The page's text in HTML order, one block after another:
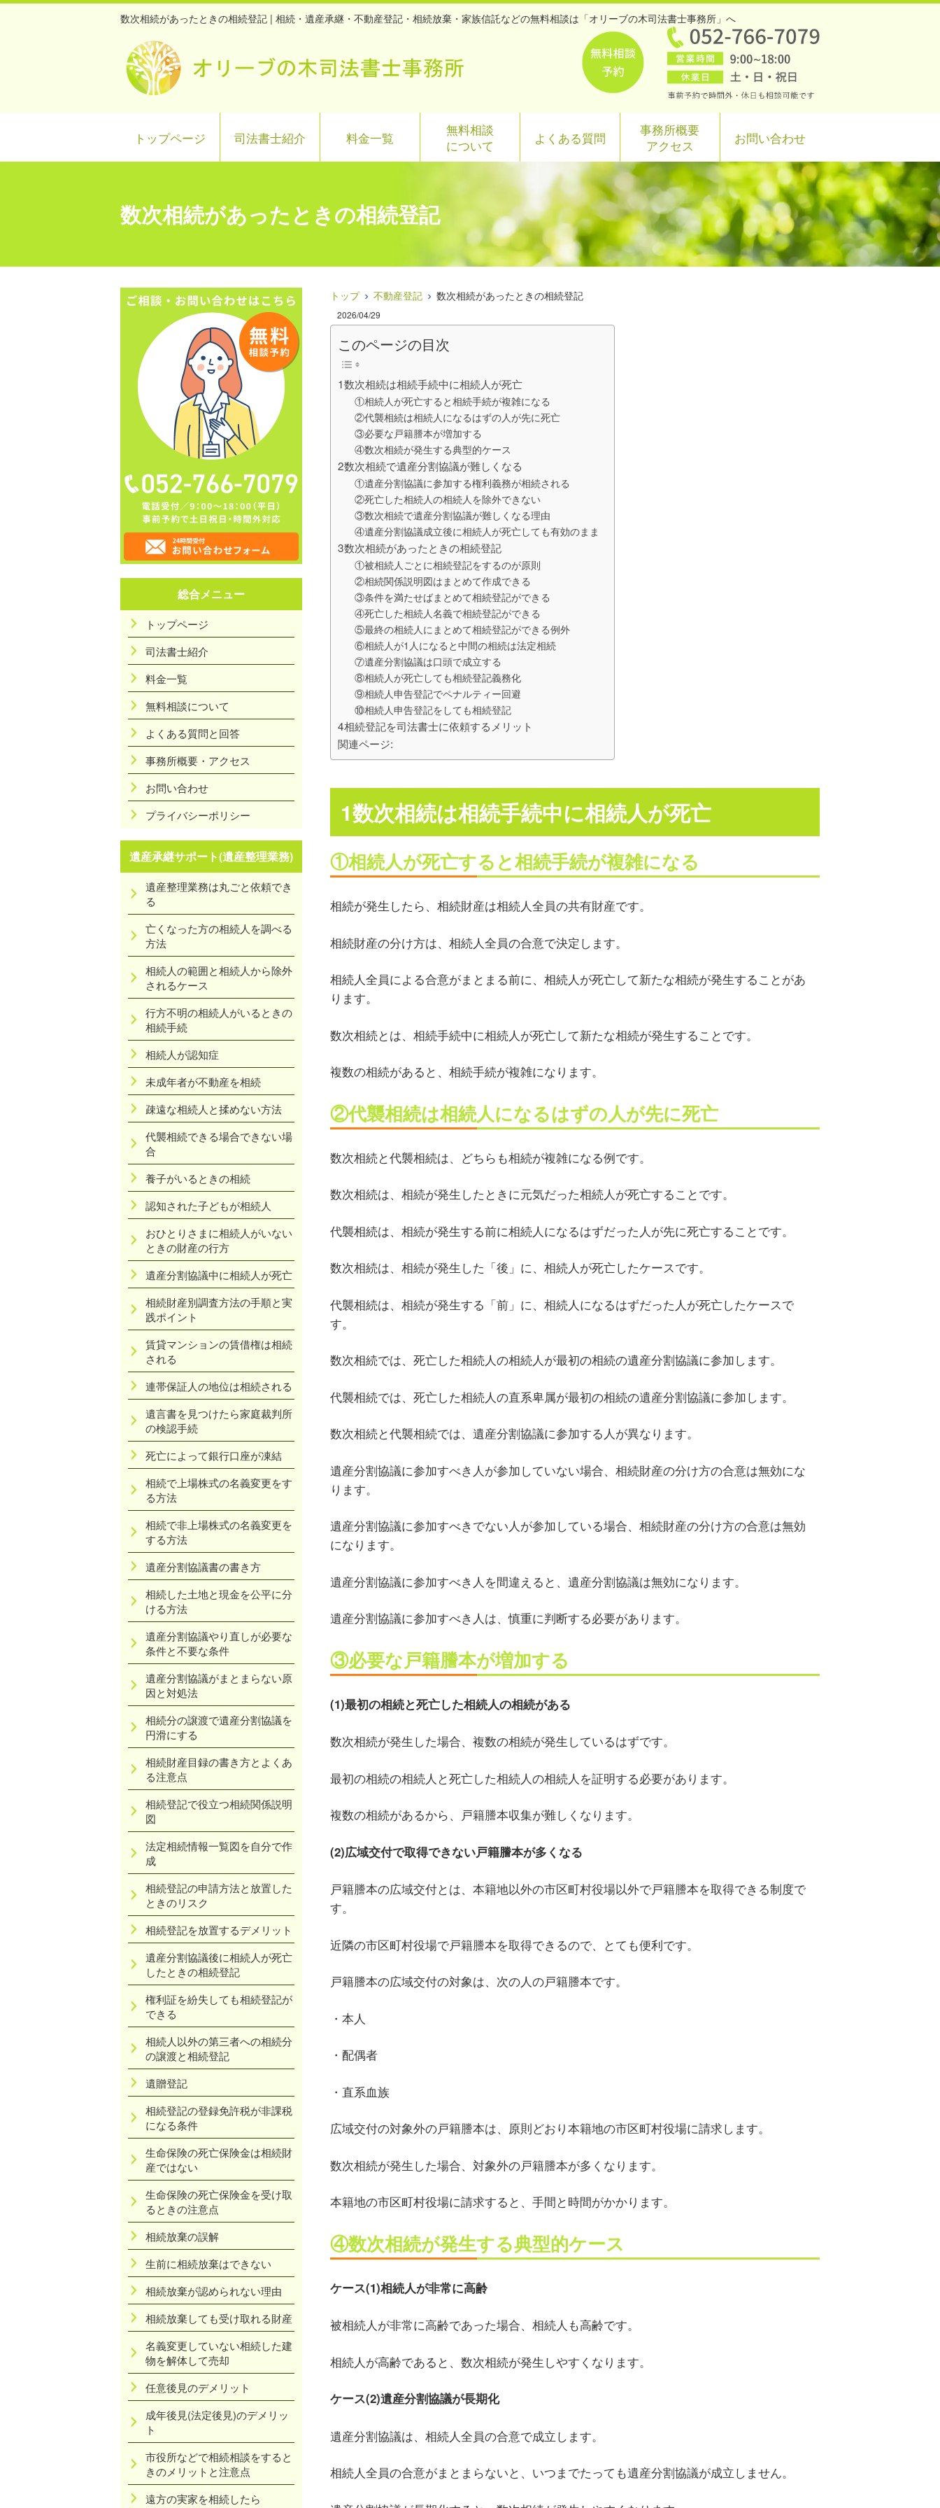
数次相続があったときの相続登記 | 相続・遺産承継・不動産登記・相続放棄・家族信託などの無料相談は「オリーブの木司法書士事務所」へ
トップページ 司法書士紹介 料金一覧
無料相談
について
よくある質問
事務所概要
アクセス
お問い合わせ
数次相続があったときの相続登記
トップ 不動産登記 数次相続があったときの相続登記
2026/04/29
このページの目次
1数次相続は相続手続中に相続人が死亡
①相続人が死亡すると相続手続が複雑になる
②代襲相続は相続人になるはずの人が先に死亡
③必要な戸籍謄本が増加する
④数次相続が発生する典型的ケース
2数次相続で遺産分割協議が難しくなる
①遺産分割協議に参加する権利義務が相続される
②死亡した相続人の相続人を除外できない
③数次相続で遺産分割協議が難しくなる理由
④遺産分割協議成立後に相続人が死亡しても有効のまま
3数次相続があったときの相続登記
①被相続人ごとに相続登記をするのが原則
②相続関係説明図はまとめて作成できる
③条件を満たせばまとめて相続登記ができる
④死亡した相続人名義で相続登記ができる
⑤最終の相続人にまとめて相続登記ができる例外
⑥相続人が1人になると中間の相続は法定相続
⑦遺産分割協議は口頭で成立する
⑧相続人が死亡しても相続登記義務化
⑨相続人申告登記でペナルティー回避
⑩相続人申告登記をしても相続登記
4相続登記を司法書士に依頼するメリット
関連ページ:
1数次相続は相続手続中に相続人が死亡
①相続人が死亡すると相続手続が複雑になる
相続が発生したら、相続財産は相続人全員の共有財産です。
相続財産の分け方は、相続人全員の合意で決定します。
相続人全員による合意がまとまる前に、相続人が死亡して新たな相続が発生することがあ
ります。
数次相続とは、相続手続中に相続人が死亡して新たな相続が発生することです。
複数の相続があると、相続手続が複雑になります。
②代襲相続は相続人になるはずの人が先に死亡
数次相続と代襲相続は、どちらも相続が複雑になる例です。
数次相続は、相続が発生したときに元気だった相続人が死亡することです。
代襲相続は、相続が発生する前に相続人になるはずだった人が先に死亡することです。
数次相続は、相続が発生した「後」に、相続人が死亡したケースです。
代襲相続は、相続が発生する「前」に、相続人になるはずだった人が死亡したケースで
す。
数次相続では、死亡した相続人の相続人が最初の相続の遺産分割協議に参加します。
代襲相続では、死亡した相続人の直系卑属が最初の相続の遺産分割協議に参加します。
数次相続と代襲相続では、遺産分割協議に参加する人が異なります。
遺産分割協議に参加すべき人が参加していない場合、相続財産の分け方の合意は無効にな
ります。
遺産分割協議に参加すべきでない人が参加している場合、相続財産の分け方の合意は無効
になります。
遺産分割協議に参加すべき人を間違えると、遺産分割協議は無効になります。
遺産分割協議に参加すべき人は、慎重に判断する必要があります。
③必要な戸籍謄本が増加する
(1)最初の相続と死亡した相続人の相続がある
数次相続が発生した場合、複数の相続が発生しているはずです。
最初の相続の相続人と死亡した相続人の相続人を証明する必要があります。
複数の相続があるから、戸籍謄本収集が難しくなります。
(2)広域交付で取得できない戸籍謄本が多くなる
戸籍謄本の広域交付とは、本籍地以外の市区町村役場以外で戸籍謄本を取得できる制度で
す。
近隣の市区町村役場で戸籍謄本を取得できるので、とても便利です。
戸籍謄本の広域交付の対象は、次の人の戸籍謄本です。
・本人
・配偶者
・直系血族
広域交付の対象外の戸籍謄本は、原則どおり本籍地の市区町村役場に請求します。
数次相続が発生した場合、対象外の戸籍謄本が多くなります。
本籍地の市区町村役場に請求すると、手間と時間がかかります。
④数次相続が発生する典型的ケース
ケース(1)相続人が非常に高齢
被相続人が非常に高齢であった場合、相続人も高齢です。
相続人が高齢であると、数次相続が発生しやすくなります。
ケース(2)遺産分割協議が長期化
遺産分割協議は、相続人全員の合意で成立します。
相続人全員の合意がまとまらないと、いつまでたっても遺産分割協議が成立しません。
総合メニュー
トップページ
司法書士紹介
料金一覧
無料相談について
よくある質問と回答
事務所概要・アクセス
お問い合わせ
プライバシーポリシー
遺産承継サポート(遺産整理業務)
遺産整理業務は丸ごと依頼でき
る
亡くなった方の相続人を調べる
方法
相続人の範囲と相続人から除外
されるケース
行方不明の相続人がいるときの
相続手続
相続人が認知症
未成年者が不動産を相続
疎遠な相続人と揉めない方法
代襲相続できる場合できない場
合
養子がいるときの相続
認知された子どもが相続人
おひとりさまに相続人がいない
ときの財産の行方
遺産分割協議中に相続人が死亡
相続財産別調査方法の手順と実
践ポイント
賃貸マンションの賃借権は相続
される
連帯保証人の地位は相続される
遺言書を見つけたら家庭裁判所
の検認手続
死亡によって銀行口座が凍結
相続で上場株式の名義変更をす
る方法
相続で非上場株式の名義変更を
する方法
遺産分割協議書の書き方
相続した土地と現金を公平に分
ける方法
遺産分割協議やり直しが必要な
条件と不要な条件
遺産分割協議がまとまらない原
因と対処法
相続分の譲渡で遺産分割協議を
円滑にする
相続財産目録の書き方とよくあ
る注意点
相続登記で役立つ相続関係説明
図
法定相続情報一覧図を自分で作
成
相続登記の申請方法と放置した
ときのリスク
相続登記を放置するデメリット
遺産分割協議後に相続人が死亡
したときの相続登記
権利証を紛失しても相続登記が
できる
相続人以外の第三者への相続分
の譲渡と相続登記
遺贈登記
相続登記の登録免許税が非課税
になる条件
生命保険の死亡保険金は相続財
産ではない
生命保険の死亡保険金を受け取
るときの注意点
相続放棄の誤解
生前に相続放棄はできない
相続放棄が認められない理由
相続放棄しても受け取れる財産
名義変更していない相続した建
物を解体して売却
任意後見のデメリット
成年後見(法定後見)のデメリッ
ト
市役所などで相続相談をすると
きのメリットと注意点
遠方の実家を相続したら